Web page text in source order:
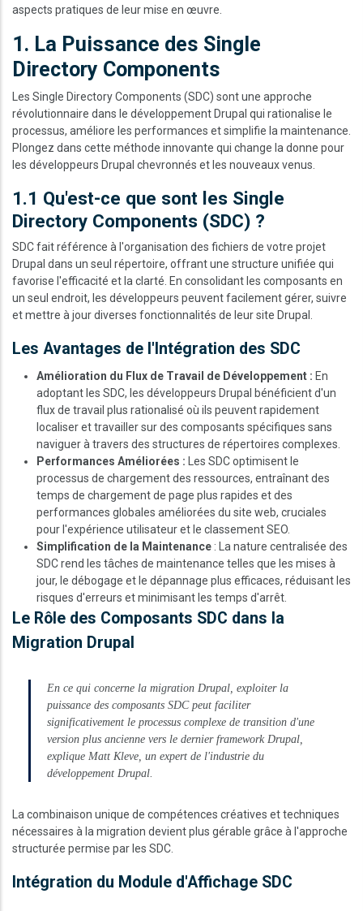
aspects pratiques de leur mise en œuvre.
1. La Puissance des Single
Directory Components
Les Single Directory Components (SDC) sont une approche
révolutionnaire dans le développement Drupal qui rationalise le
processus, améliore les performances et simplifie la maintenance.
Plongez dans cette méthode innovante qui change la donne pour
les développeurs Drupal chevronnés et les nouveaux venus.
1.1 Qu'est-ce que sont les Single
Directory Components (SDC) ?
SDC fait référence à l'organisation des fichiers de votre projet
Drupal dans un seul répertoire, offrant une structure unifiée qui
favorise l'efficacité et la clarté. En consolidant les composants en
un seul endroit, les développeurs peuvent facilement gérer, suivre
et mettre à jour diverses fonctionnalités de leur site Drupal.
Les Avantages de l'Intégration des SDC
Amélioration du Flux de Travail de Développement : En
adoptant les SDC, les développeurs Drupal bénéficient d'un
flux de travail plus rationalisé où ils peuvent rapidement
localiser et travailler sur des composants spécifiques sans
naviguer à travers des structures de répertoires complexes.
Performances Améliorées : Les SDC optimisent le
processus de chargement des ressources, entraînant des
temps de chargement de page plus rapides et des
performances globales améliorées du site web, cruciales
pour l'expérience utilisateur et le classement SEO.
Simplification de la Maintenance : La nature centralisée des
SDC rend les tâches de maintenance telles que les mises à
jour, le débogage et le dépannage plus efficaces, réduisant les
risques d'erreurs et minimisant les temps d'arrêt.
Le Rôle des Composants SDC dans la
Migration Drupal
En ce qui concerne la migration Drupal, exploiter la
puissance des composants SDC peut faciliter
significativement le processus complexe de transition d'une
version plus ancienne vers le dernier framework Drupal,
explique Matt Kleve, un expert de l'industrie du
développement Drupal.
La combinaison unique de compétences créatives et techniques
nécessaires à la migration devient plus gérable grâce à l'approche
structurée permise par les SDC.
Intégration du Module d'Affichage SDC